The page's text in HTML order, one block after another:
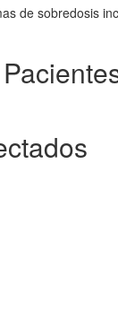
de sobredosis